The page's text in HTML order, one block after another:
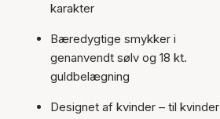
karakter
Bæredygtige smykker i
genanvendt sølv og 18 kt.
guldbelægning
Designet af kvinder – til kvinder